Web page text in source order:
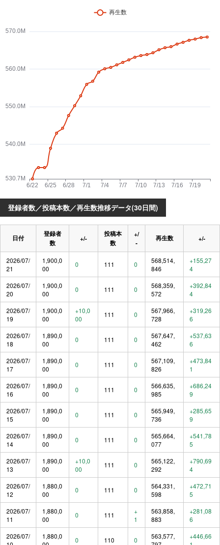
登録者数／投稿本数／再生数推移データ(30日間)
日付
登録者
数
+/-
投稿本
数
+/
-
再生数 +/-
2026/07/
21
1,900,0
00
0 111 0
568,514,
846
+155,27
4
2026/07/
20
1,900,0
00
0 111 0
568,359,
572
+392,84
4
2026/07/
19
1,900,0
00
+10,0
00
111 0
567,966,
728
+319,26
6
2026/07/
18
1,890,0
00
0 111 0
567,647,
462
+537,63
6
2026/07/
17
1,890,0
00
0 111 0
567,109,
826
+473,84
1
2026/07/
16
1,890,0
00
0 111 0
566,635,
985
+686,24
9
2026/07/
15
1,890,0
00
0 111 0
565,949,
736
+285,65
9
2026/07/
14
1,890,0
00
0 111 0
565,664,
077
+541,78
5
2026/07/
13
1,890,0
00
+10,0
00
111 0
565,122,
292
+790,69
4
2026/07/
12
1,880,0
00
0 111 0
564,331,
598
+472,71
5
2026/07/
11
1,880,0
00
0 111
+
1
563,858,
883
+281,08
6
2026/07/
1,880,0
0 110 0
563,577,
+446,66